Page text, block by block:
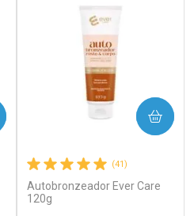
(41)
Autobronzeador Ever Care
120g
COMPRAR